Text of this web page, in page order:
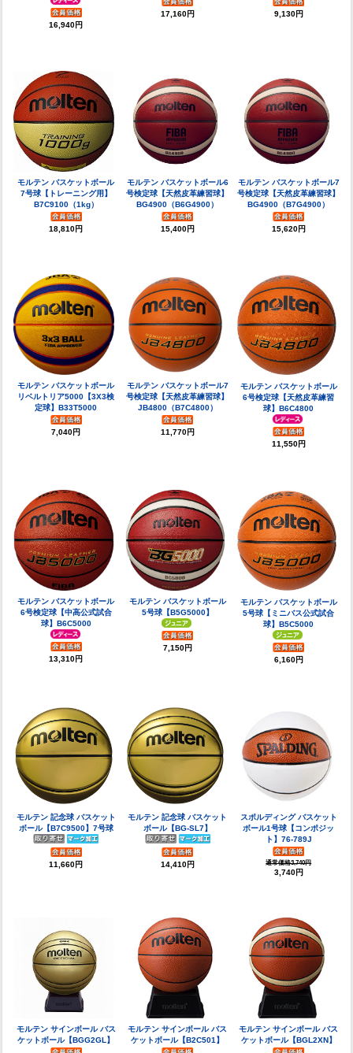
16,940円
17,160円 9,130円
モルテン バスケットボール
7号球【トレーニング用】
B7C9100（1kg）
18,810円
モルテン バスケットボール6
号検定球【天然皮革練習球】
BG4900（B6G4900）
15,400円
モルテン バスケットボール7
号検定球【天然皮革練習球】
BG4900（B7G4900）
15,620円
モルテン バスケットボール
リベルトリア5000【3X3検
定球】B33T5000
7,040円
モルテン バスケットボール7
号検定球【天然皮革練習球】
JB4800（B7C4800）
11,770円
モルテン バスケットボール
6号検定球【天然皮革練習
球】B6C4800
11,550円
モルテン バスケットボール
6号検定球【中高公式試合
球】B6C5000
13,310円
モルテン バスケットボール
5号球【B5G5000】
7,150円
モルテン バスケットボール
5号球【ミニバス公式試合
球】B5C5000
6,160円
モルテン 記念球 バスケット
ボール【B7C9500】7号球
11,660円
モルテン 記念球 バスケット
ボール【BG-SL7】
14,410円
スポルディング バスケット
ボール1号球【コンポジッ
ト】76-789J
通常価格3,740円
3,740円
モルテン サインボール バス
ケットボール【BGG2GL】
モルテン サインボール バス
ケットボール【B2C501】
モルテン サインボール バス
ケットボール【BGL2XN】